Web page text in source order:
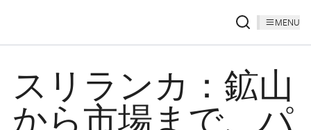
MENU
スリランカ：鉱山
から市場まで、パ